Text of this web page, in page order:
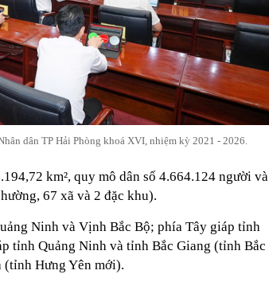
dân TP Hải Phòng khoá XVI, nhiệm kỳ 2021 - 2026.
km², quy mô dân số 4.664.124 người và
67 xã và 2 đặc khu).
Ninh và Vịnh Bắc Bộ; phía Tây giáp tỉnh
tỉnh Quảng Ninh và tỉnh Bắc Giang (tỉnh Bắc
Hưng Yên mới).